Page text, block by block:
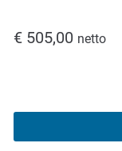
€ 505,00 netto